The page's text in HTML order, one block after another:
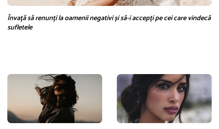
Învață să renunți la oamenii negativi și să-i accepți pe cei care vindecă
sufletele